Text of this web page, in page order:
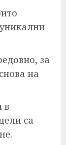
за
на
в
са